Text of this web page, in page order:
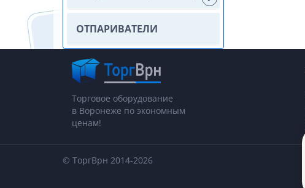
ОТПАРИВАТЕЛИ
Торговое оборудование
в Воронеже по экономным
ценам!
© ТоргВрн 2014-2026